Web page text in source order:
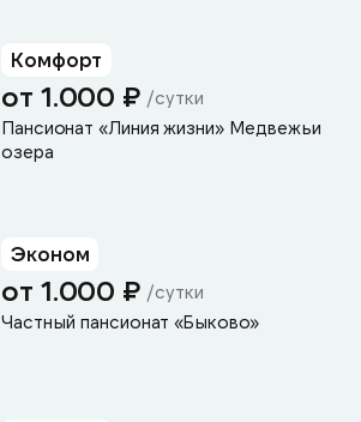
Комфорт
от 1.000 ₽ /сутки
Пансионат «Линия жизни» Медвежьи
озера
Эконом
от 1.000 ₽ /сутки
Частный пансионат «Быково»